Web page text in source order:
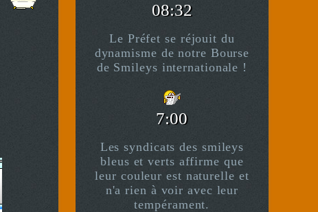
08:32
Le Préfet se réjouit du
dynamisme de notre Bourse
de Smileys internationale !
7:00
Les syndicats des smileys
bleus et verts affirme que
leur couleur est naturelle et
n'a rien à voir avec leur
tempérament.